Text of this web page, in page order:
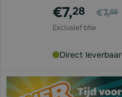
Voor
€7,28 €7,66
Direct leverbaar